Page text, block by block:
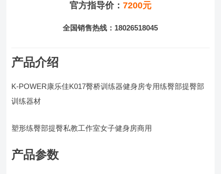
官方指导价： 7200元
全国销售热线：18026518045
产品介绍
K-POWER康乐佳K017臀桥训练器健身房专用练臀部提臀部
训练器材
塑形练臀部提臀私教工作室女子健身房商用
产品参数